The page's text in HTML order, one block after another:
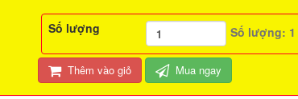
Số lượng Số lượng: 1
Thêm vào giỏ Mua ngay